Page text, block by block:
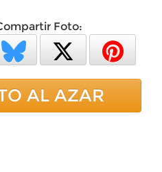
Foto:
AL AZAR